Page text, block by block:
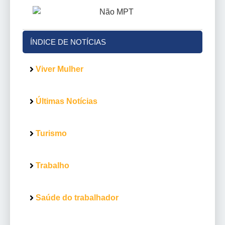
ÍNDICE DE NOTÍCIAS
Viver Mulher
Últimas Notícias
Turismo
Trabalho
Saúde do trabalhador